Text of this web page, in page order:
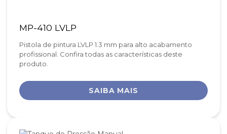
MP-410 LVLP
Pistola de pintura LVLP 1.3 mm para alto acabamento
profissional. Confira todas as características deste
produto.
SAIBA MAIS